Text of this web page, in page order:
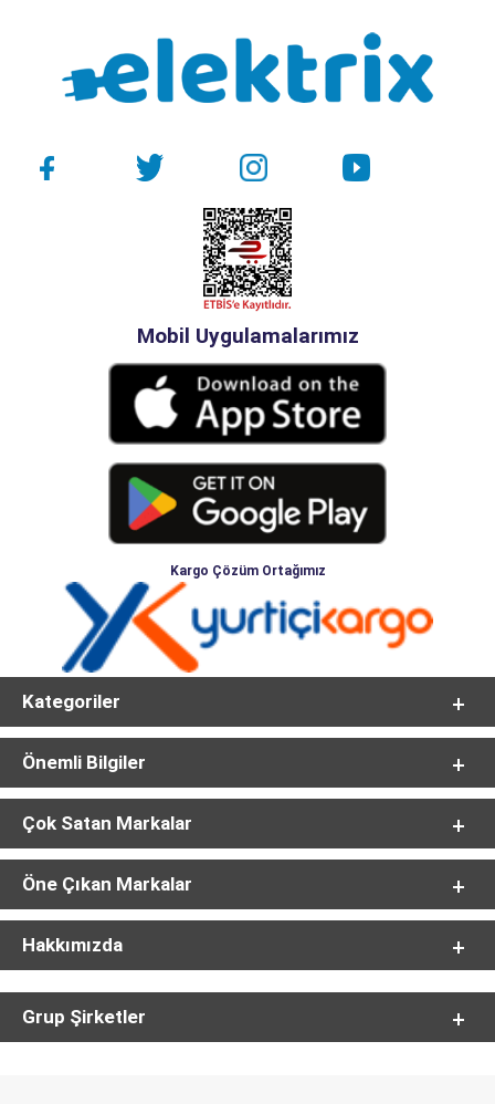
Mobil Uygulamalarımız
Kargo Çözüm Ortağımız
Kategoriler
Önemli Bilgiler
Çok Satan Markalar
Öne Çıkan Markalar
Hakkımızda
Grup Şirketler